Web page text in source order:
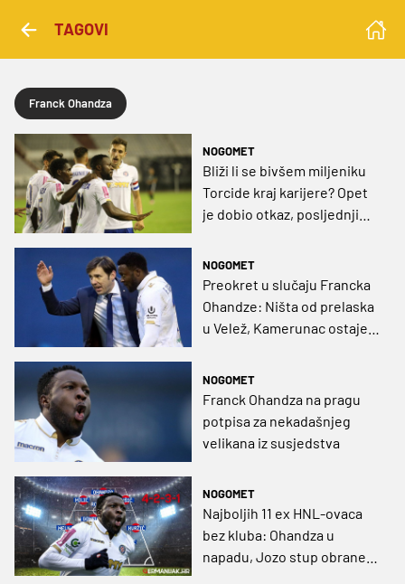
TAGOVI
Franck Ohandza
NOGOMET
Bliži li se bivšem miljeniku
Torcide kraj karijere? Opet
je dobio otkaz, posljednji
2019. godine!
NOGOMET
Preokret u slučaju Francka
Ohandze: Ništa od prelaska
u Velež, Kamerunac ostaje
NOGOMET
Franck Ohandza na pragu
potpisa za nekadašnjeg
velikana iz susjedstva
NOGOMET
Najboljih 11 ex HNL-ovaca
bez kluba: Ohandza u
napadu, Jozo stup obrane,